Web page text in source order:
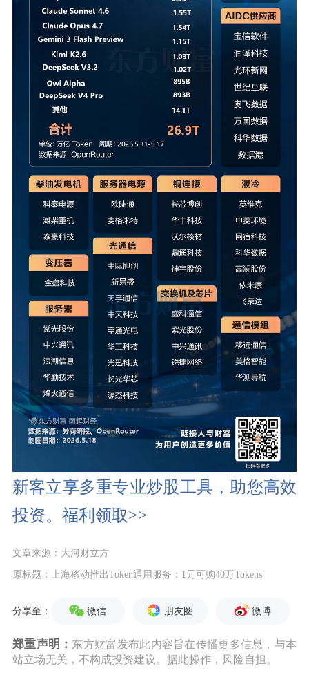
新客立享多重专业炒股工具，助您高效
投资。福利领取>>
文章来源：大河财立方
原标题：上海移动推出Token通用服务：1元可购40万Tokens
分享至： 微信 朋友圈 微博
郑重声明： 东方财富发布此内容旨在传播更多信息，与本
站立场无关，不构成投资建议。据此操作，风险自担。